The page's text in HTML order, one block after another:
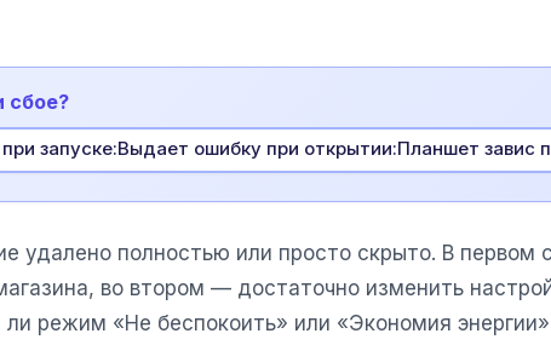
сбое?
запуске:Выдает ошибку при открытии:Планшет завис
удалено полностью или просто скрыто. В первом
во втором — достаточно изменить
режим «Не беспокоить» или «Экономия